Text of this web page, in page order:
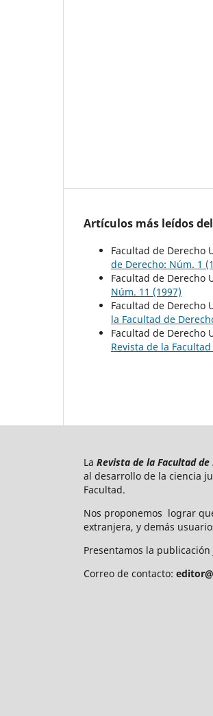
Artículos más leídos
Facultad de Derecho
de Derecho: Núm. 1
Facultad de Derecho
Núm. 11 (1997)
Facultad de Derecho
la Facultad de
Facultad de Derecho
Revista de la
La Revista de la Facultad de
al desarrollo de la ciencia
Facultad.
Nos proponemos lograr
extranjera, y demás
Presentamos la
Correo de contacto: